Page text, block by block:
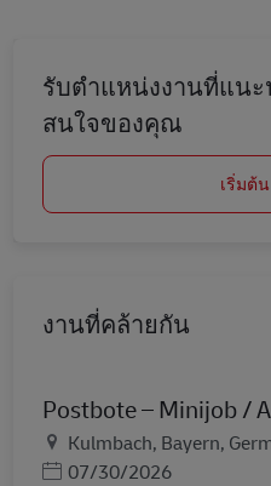
รับตำแหน่งงานที่แน
สนใจของคุณ
เริ่มต้น
งานที่คล้ายกัน
Postbote – Minijob /
สถานที่
Kulmbach, Bayern,
Posted Date
07/30/2026